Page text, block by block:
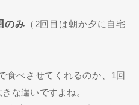
のみ （2回目は朝か夕に自宅
食べさせてくれるのか、1回
な違いですよね。